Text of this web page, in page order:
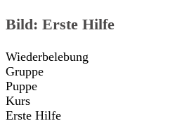
Bild: Erste Hilfe
Wiederbelebung
Gruppe
Puppe
Kurs
Erste Hilfe